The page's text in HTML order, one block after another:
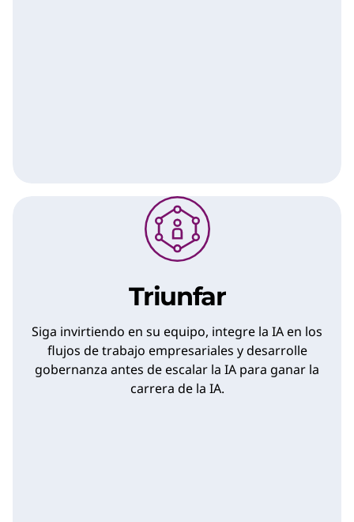
Triunfar
Siga invirtiendo en su equipo, integre la IA en los
flujos de trabajo empresariales y desarrolle
gobernanza antes de escalar la IA para ganar la
carrera de la IA.